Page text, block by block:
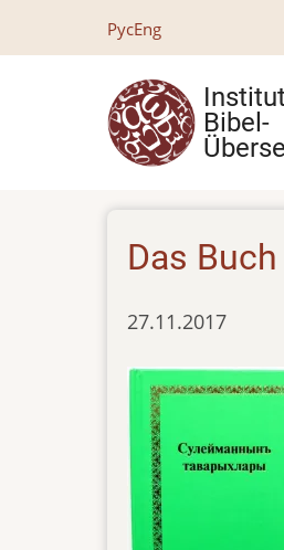
РусEng
Bibel-
Das
27.11.2017